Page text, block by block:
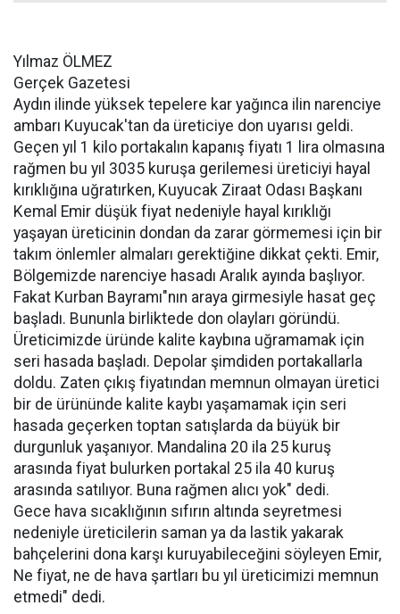
Yılmaz ÖLMEZ
Gerçek Gazetesi
Aydın ilinde yüksek tepelere kar yağınca ilin narenciye
ambarı Kuyucak'tan da üreticiye don uyarısı geldi.
Geçen yıl 1 kilo portakalın kapanış fiyatı 1 lira olmasına
rağmen bu yıl 3035 kuruşa gerilemesi üreticiyi hayal
kırıklığına uğratırken, Kuyucak Ziraat Odası Başkanı
Kemal Emir düşük fiyat nedeniyle hayal kırıklığı
yaşayan üreticinin dondan da zarar görmemesi için bir
takım önlemler almaları gerektiğine dikkat çekti. Emir,
Bölgemizde narenciye hasadı Aralık ayında başlıyor.
Fakat Kurban Bayramı"nın araya girmesiyle hasat geç
başladı. Bununla birliktede don olayları göründü.
Üreticimizde üründe kalite kaybına uğramamak için
seri hasada başladı. Depolar şimdiden portakallarla
doldu. Zaten çıkış fiyatından memnun olmayan üretici
bir de ürününde kalite kaybı yaşamamak için seri
hasada geçerken toptan satışlarda da büyük bir
durgunluk yaşanıyor. Mandalina 20 ila 25 kuruş
arasında fiyat bulurken portakal 25 ila 40 kuruş
arasında satılıyor. Buna rağmen alıcı yok" dedi.
Gece hava sıcaklığının sıfırın altında seyretmesi
nedeniyle üreticilerin saman ya da lastik yakarak
bahçelerini dona karşı kuruyabileceğini söyleyen Emir,
Ne fiyat, ne de hava şartları bu yıl üreticimizi memnun
etmedi" dedi.